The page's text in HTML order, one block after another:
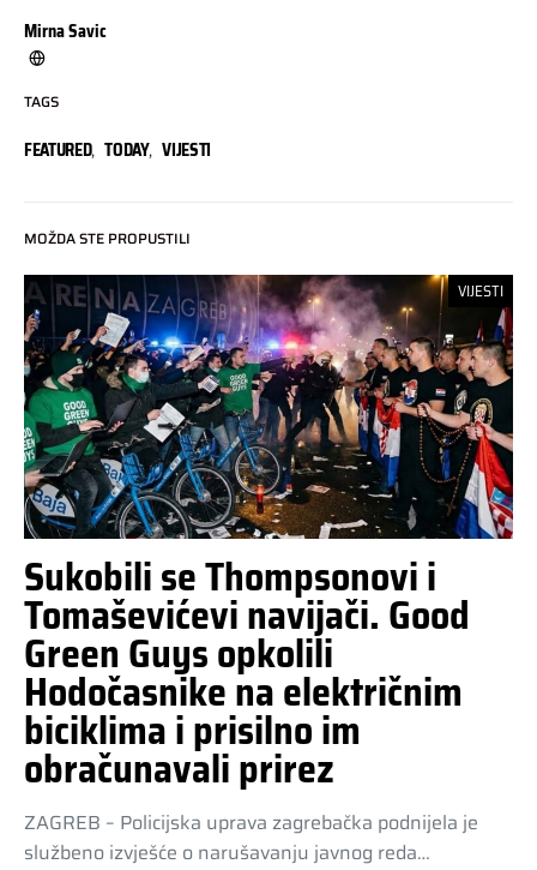
Mirna Savic
TAGS
FEATURED, TODAY, VIJESTI
MOŽDA STE PROPUSTILI
VIJESTI
Sukobili se Thompsonovi i
Tomaševićevi navijači. Good
Green Guys opkolili
Hodočasnike na električnim
biciklima i prisilno im
obračunavali prirez
ZAGREB – Policijska uprava zagrebačka podnijela je
službeno izvješće o narušavanju javnog reda…